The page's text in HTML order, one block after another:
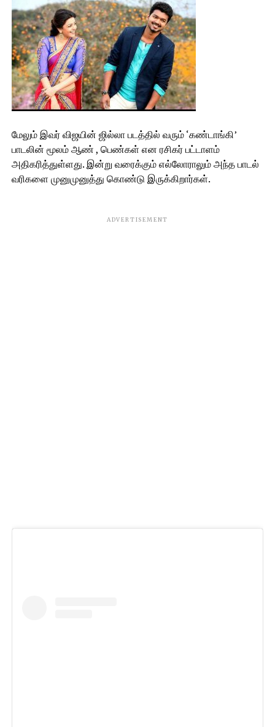
மேலும் இவர் விஜயின் ஜில்லா படத்தில் வரும் ‘கண்டாங்கி’
பாடலின் மூலம் ஆண் , பெண்கள் என ரசிகர் பட்டாளம்
அதிகரித்துள்ளது. இன்று வரைக்கும் எல்லோராலும் அந்த பாடல்
வரிகளை முனுமுனுத்து கொண்டு இருக்கிறார்கள்.
ADVERTISEMENT